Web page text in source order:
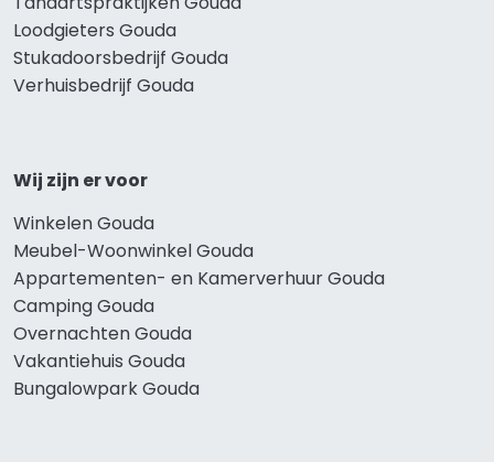
Loodgieters Gouda
Stukadoorsbedrijf Gouda
Verhuisbedrijf Gouda
Wij zijn er voor
Winkelen Gouda
Meubel-Woonwinkel Gouda
Appartementen- en Kamerverhuur Gouda
Camping Gouda
Overnachten Gouda
Vakantiehuis Gouda
Bungalowpark Gouda